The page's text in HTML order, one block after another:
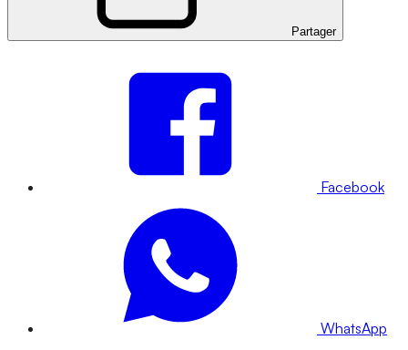
Partager
Facebook
WhatsApp